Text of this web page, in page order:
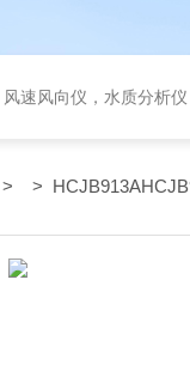
速风向仪，水质分析
>